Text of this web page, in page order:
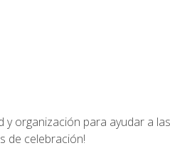
organización para ayudar a
de celebración!